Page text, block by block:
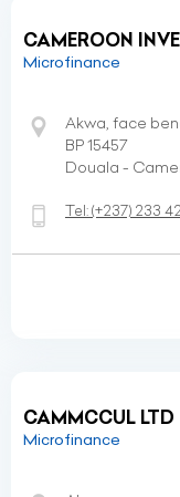
CAMEROON
Microfinance
Akwa, face
BP 15457
Douala -
Tel:(+237) 233
CAMMCCUL LTD
Microfinance